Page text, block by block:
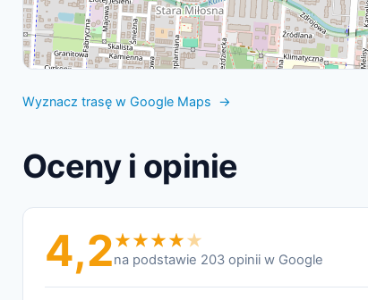
Wyznacz trasę w Google Maps →
Oceny i opinie
4,2na podstawie 203 opinii w Google